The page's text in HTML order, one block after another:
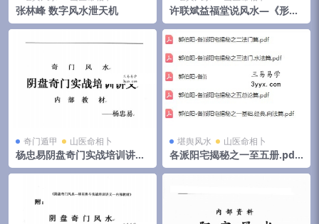
张林峰 数字风水泄天机
许联斌益福堂说风水—《形派
峦体风水案例合集》，4册共5
00页 夸克网盘下载
奇门遁甲 山医命相卜
杨忠易阴盘奇门实战培训讲义.
pdf 174页高清电子版 百度云
堪舆风水 山医命相卜
各派阳宅揭秘之一至五册.pdf
郭伯阳 百度云下载！